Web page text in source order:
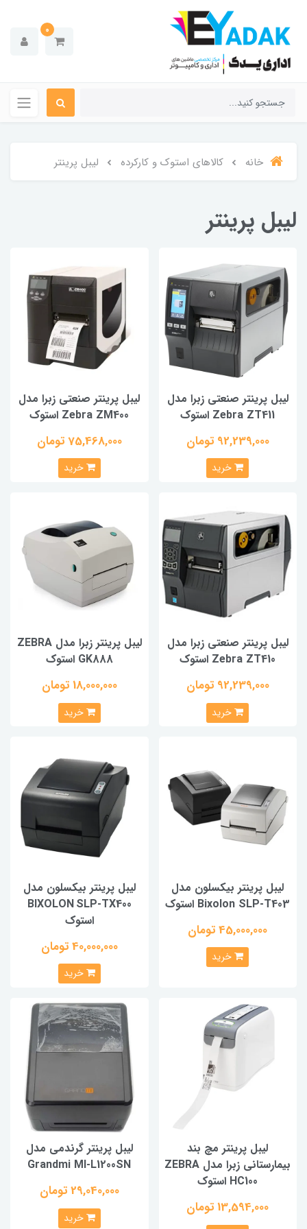
0
خانه کالاهای استوک و کارکرده لیبل پرینتر
لیبل پرینتر
لیبل پرینتر صنعتی زبرا مدل
Zebra ZT411 استوک
92,239,000 تومان
خرید
لیبل پرینتر صنعتی زبرا مدل
Zebra ZM400 استوک
75,468,000 تومان
خرید
لیبل پرینتر صنعتی زبرا مدل
Zebra ZT410 استوک
92,239,000 تومان
خرید
لیبل پرینتر زبرا مدل ZEBRA
GK888 استوک
18,000,000 تومان
خرید
لیبل پرینتر بیکسلون مدل
Bixolon SLP-T403 استوک
45,000,000 تومان
خرید
لیبل پرینتر بیکسلون مدل
BIXOLON SLP‑TX400
استوک
40,000,000 تومان
خرید
لیبل پرینتر مچ بند
بیمارستانی زبرا مدل ZEBRA
HC100 استوک
13,594,000 تومان
لیبل پرینتر گرندمی مدل
Grandmi MI-L1200SN
29,040,000 تومان
خرید